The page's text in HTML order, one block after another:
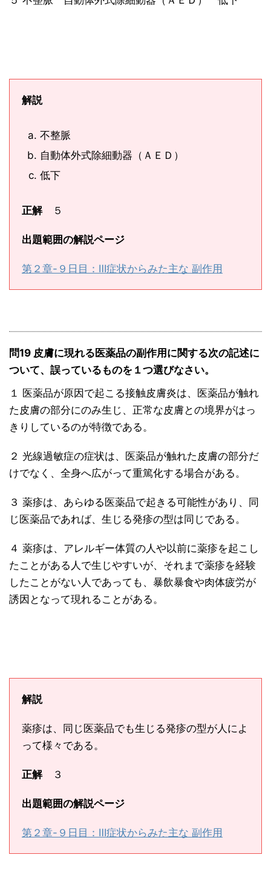
解説
不整脈
自動体外式除細動器（ＡＥＤ）
低下
正解５
出題範囲の解説ページ
第２章-９日目：Ⅲ症状からみた主な 副作用
問19 皮膚に現れる医薬品の副作用に関する次の記述に
ついて、誤っているものを１つ選びなさい。
１ 医薬品が原因で起こる接触皮膚炎は、医薬品が触れ
た皮膚の部分にのみ生じ、正常な皮膚との境界がはっ
きりしているのが特徴である。
２ 光線過敏症の症状は、医薬品が触れた皮膚の部分だ
けでなく、全身へ広がって重篤化する場合がある。
３ 薬疹は、あらゆる医薬品で起きる可能性があり、同
じ医薬品であれば、生じる発疹の型は同じである。
４ 薬疹は、アレルギー体質の人や以前に薬疹を起こし
たことがある人で生じやすいが、それまで薬疹を経験
したことがない人であっても、暴飲暴食や肉体疲労が
誘因となって現れることがある。
解説
薬疹は、同じ医薬品でも生じる発疹の型が人によ
って様々である。
正解 ３
出題範囲の解説ページ
第２章-９日目：Ⅲ症状からみた主な 副作用